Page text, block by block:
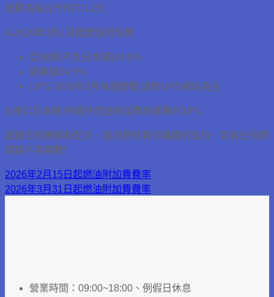
加費為每公斤NTD12元
4.2026年3月1日起燃油附加費
亞洲線(不含日本線)34.5%
歐美線34.5%
UPS 2026年3月每週變動,請依UPS網站為主
5.進口日本線 快遞件燃油附加費為運費的18%.
感謝您的瞭解和配合，我司期待貴司繼續的支持，如有任何問
題請不吝賜教!
2026年2月15日起燃油附加費費率
2026年3月31日起燃油附加費費率
營業時間：09:00~18:00、例假日休息